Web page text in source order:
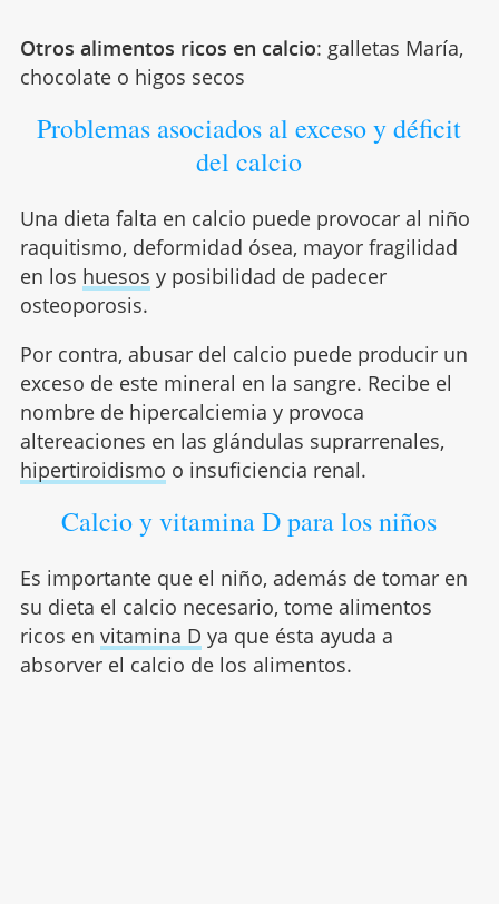
Otros alimentos ricos en calcio: galletas María,
chocolate o higos secos
Problemas asociados al exceso y déficit
del calcio
Una dieta falta en calcio puede provocar al niño
raquitismo, deformidad ósea, mayor fragilidad
en los huesos y posibilidad de padecer
osteoporosis.
Por contra, abusar del calcio puede producir un
exceso de este mineral en la sangre. Recibe el
nombre de hipercalciemia y provoca
altereaciones en las glándulas suprarrenales,
hipertiroidismo o insuficiencia renal.
Calcio y vitamina D para los niños
Es importante que el niño, además de tomar en
su dieta el calcio necesario, tome alimentos
ricos en vitamina D ya que ésta ayuda a
absorver el calcio de los alimentos.